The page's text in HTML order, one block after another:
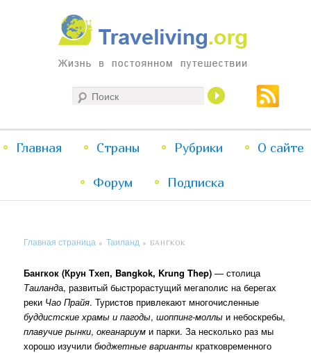
Traveliving
Жизнь в постоянном путешествии
меню
Перейти
к
Перейти
к
Главная Страны Рубрики О сайте
Форум Подписка
Главная страница »Таиланд » БАНГКОК
Бангкок (Крун Тхеп, Bangkok, Krung Thep) — столица
Таиланда, развитый быстрорастущий мегаполис на берегах
реки Чао Прайя. Туристов привлекают многочисленные
буддистские храмы и пагоды,шоппинг-моллы и небоскребы,
плавучие рынки,океанариум и парки. За несколько раз мы
хорошо изучилибюджетные варианты кратковременного